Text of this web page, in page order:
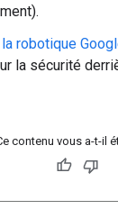
robotique
la sécurité
contenu vous a-t-il